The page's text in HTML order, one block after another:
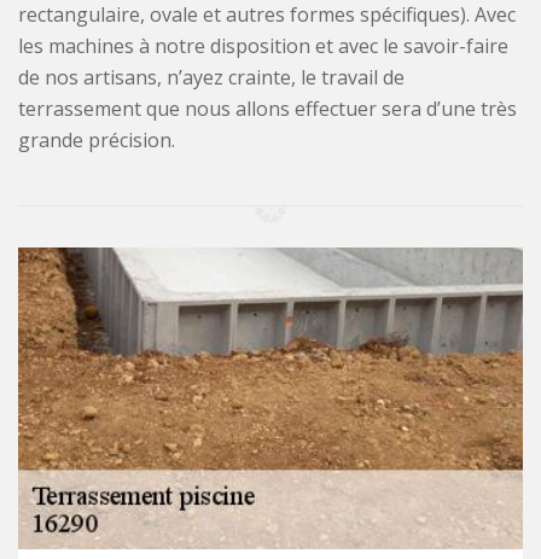
rectangulaire, ovale et autres formes spécifiques). Avec
les machines à notre disposition et avec le savoir-faire
de nos artisans, n’ayez crainte, le travail de
terrassement que nous allons effectuer sera d’une très
grande précision.